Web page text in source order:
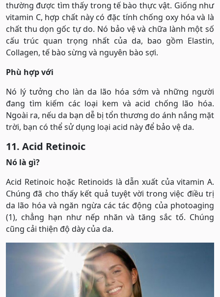
thường được tìm thấy trong tế bào thực vật. Giống như
vitamin C, hợp chất này có đặc tính chống oxy hóa và là
chất thu dọn gốc tự do. Nó bảo vệ và chữa lành một số
cấu trúc quan trọng nhất của da, bao gồm Elastin,
Collagen, tế bào sừng và nguyên bào sợi.
Phù hợp với
Nó lý tưởng cho làn da lão hóa sớm và những người
đang tìm kiếm các loại kem và acid chống lão hóa.
Ngoài ra, nếu da bạn dễ bị tổn thương do ánh nắng mặt
trời, bạn có thể sử dụng loại acid này để bảo vệ da.
11. Acid Retinoic
Nó là gì?
Acid Retinoic hoặc Retinoids là dẫn xuất của vitamin A.
Chúng đã cho thấy kết quả tuyệt vời trong việc điều trị
da lão hóa và ngăn ngừa các tác động của photoaging
(1), chẳng hạn như nếp nhăn và tăng sắc tố. Chúng
cũng cải thiện độ dày của da.